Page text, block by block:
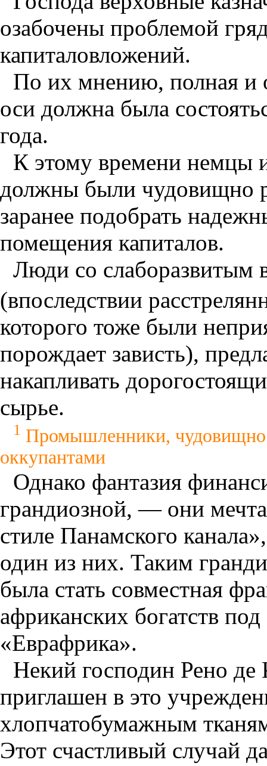
озабочены проблемой
капиталовложений.
По их мнению, полная и
оси должна была
года.
К этому времени немцы
должны были чудовищно
заранее подобрать
помещения капиталов.
Люди со слаборазвитым
(впоследствии
которого тоже были
порождает зависть),
накапливать
сырье.
1 Промышленники, чудовищно
оккупантами
Однако фантазия
грандиозной, — они
стиле Панамского
один из них. Таким
была стать совместная
африканских богатств
«Еврафрика».
Некий господин Рено
приглашен в это
хлопчатобумажным
Этот счастливый случай